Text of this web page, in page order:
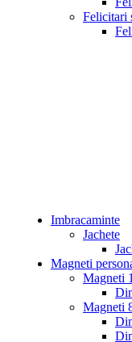
Felicitari
Imbracaminte
Jachete
Magneti
Magneti
Magneti